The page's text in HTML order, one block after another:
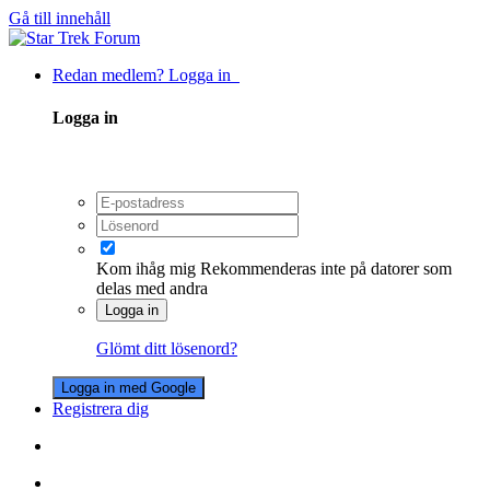
Gå till innehåll
Redan medlem? Logga in
Logga in
Kom ihåg mig Rekommenderas inte på datorer som
delas med andra
Logga in
Glömt ditt lösenord?
Logga in med Google
Registrera dig